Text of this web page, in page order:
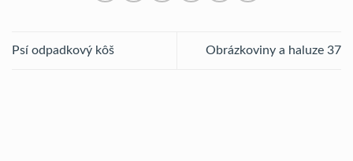
Psí odpadkový kôš Obrázkoviny a haluze 37